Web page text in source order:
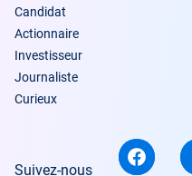
Candidat
Actionnaire
Investisseur
Journaliste
Curieux
Suivez-nous